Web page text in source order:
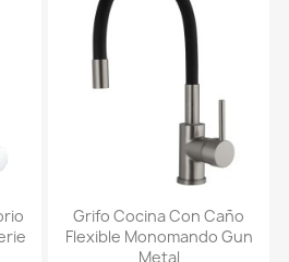
Grifo Cocina Con Caño
Flexible Monomando Gun
Metal